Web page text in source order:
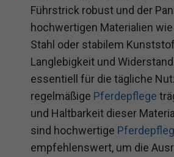
Führstrick robust und der
hochwertigen Materialien
Stahl oder stabilem
Langlebigkeit und
essentiell für die tägliche
regelmäßige Pferdepflege
und Haltbarkeit dieser
sind hochwertige
empfehlenswert, um die